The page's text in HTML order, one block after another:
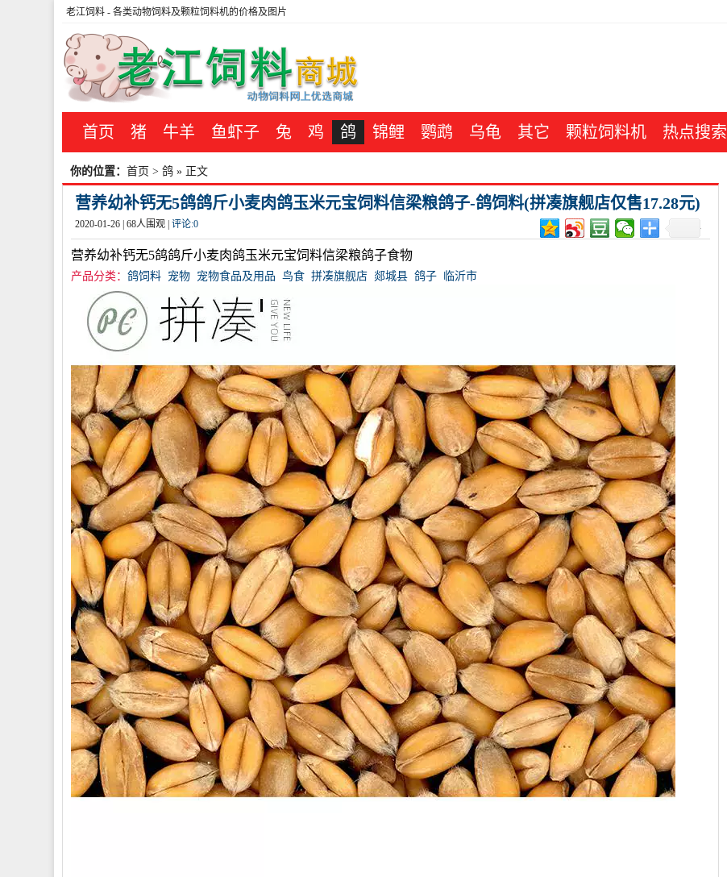
老江饲料 - 各类动物饲料及颗粒饲料机的价格及图片
首页 猪 牛羊 鱼虾子 兔 鸡 鸽 锦鲤 鹦鹉 乌龟 其它 颗粒饲料机 热点搜索
你的位置： 首页 > 鸽 » 正文
营养幼补钙无5鸽鸽斤小麦肉鸽玉米元宝饲料信梁粮鸽子-鸽饲料(拼凑旗舰店仅售17.28元)
2020-01-26 | 68人围观 | 评论:0
营养幼补钙无5鸽鸽斤小麦肉鸽玉米元宝饲料信梁粮鸽子食物
产品分类： 鸽饲料 宠物 宠物食品及用品 鸟食 拼凑旗舰店 郯城县 鸽子 临沂市